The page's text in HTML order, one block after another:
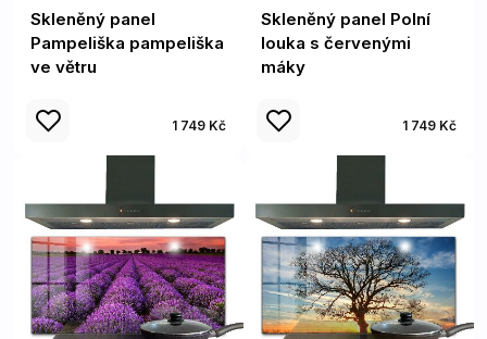
Skleněný panel
Pampeliška pampeliška
ve větru
1 749 Kč
Skleněný panel Polní
louka s červenými
máky
1 749 Kč